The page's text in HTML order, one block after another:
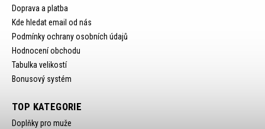
Doprava a platba
Kde hledat email od nás
Podmínky ochrany osobních údajů
Hodnocení obchodu
Tabulka velikostí
Bonusový systém
TOP KATEGORIE
Doplňky pro muže